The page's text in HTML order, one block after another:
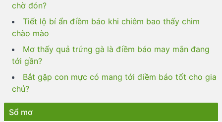
chờ đón?
Tiết lộ bí ẩn điềm báo khi chiêm bao thấy chim
chào mào
Mơ thấy quả trứng gà là điềm báo may mắn đang
tới gần?
Bắt gặp con mực có mang tới điềm báo tốt cho gia
chủ?
Sổ mơ